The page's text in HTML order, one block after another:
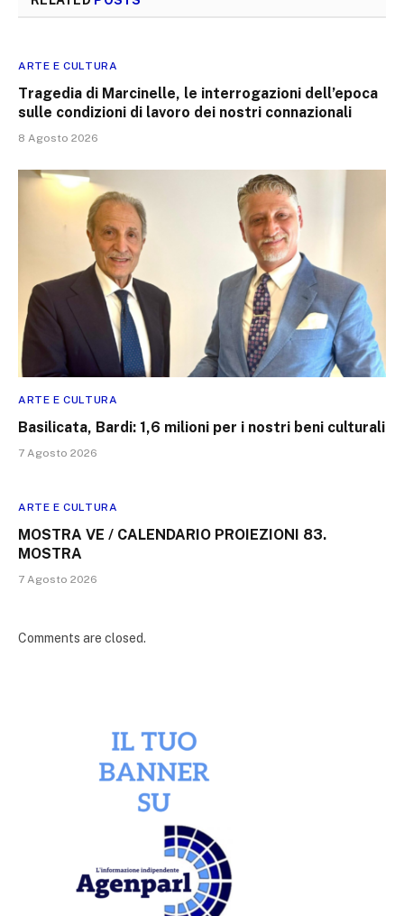
ARTE E CULTURA
Tragedia di Marcinelle, le interrogazioni dell’epoca
sulle condizioni di lavoro dei nostri connazionali
8 Agosto 2026
ARTE E CULTURA
Basilicata, Bardi: 1,6 milioni per i nostri beni culturali
7 Agosto 2026
ARTE E CULTURA
MOSTRA VE / CALENDARIO PROIEZIONI 83.
MOSTRA
7 Agosto 2026
Comments are closed.